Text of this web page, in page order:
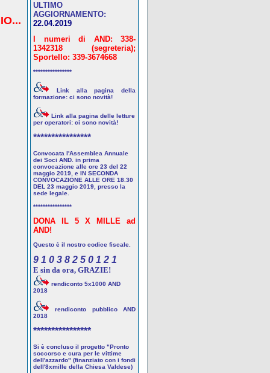
ULTIMO
AGGIORNAMENTO:
22.04.2019
I numeri di AND: 338-
1342318 (segreteria);
Sportello: 339-3674668
****************
Link alla pagina della
formazione: ci sono novità!
Link alla pagina delle letture
per operatori: ci sono novità!
****************
Convocata l'Assemblea Annuale
dei Soci AND. in prima
convocazione alle ore 23 del 22
maggio 2019, e IN SECONDA
CONVOCAZIONE ALLE ORE 18.30
DEL 23 maggio 2019, presso la
sede legale.
****************
DONA IL 5 X MILLE ad
AND!
Questo è il nostro codice fiscale.
9 1 0 3 8 2 5 0 1 2 1
E sin da ora, GRAZIE!
rendiconto 5x1000 AND
2018
rendiconto pubblico AND
2018
****************
Si è concluso il progetto "Pronto
soccorso e cura per le vittime
dell'azzardo" (finanziato con i fondi
dell'8xmille della Chiesa Valdese)